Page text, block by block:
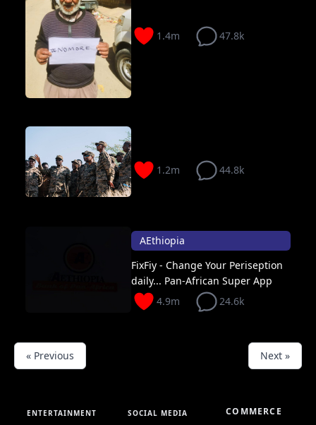
1.4m 47.8k
1.2m 44.8k
AEthiopia
FixFiy - Change Your Periseption
daily... Pan-African Super App
4.9m
24.6k
« Previous Next »
ENTERTAINMENT SOCIAL MEDIA COMMERCE